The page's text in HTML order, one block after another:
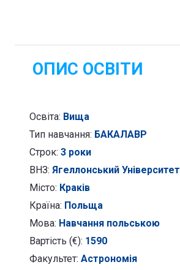
ОПИС ОСВІТИ
Освіта: Вища
Тип навчання: БАКАЛАВР
Строк: 3 роки
ВНЗ: Ягеллонський Університет
Місто: Краків
Країна: Польща
Мова: Навчання польською
Вартість (€): 1590
Факультет: Астрономія